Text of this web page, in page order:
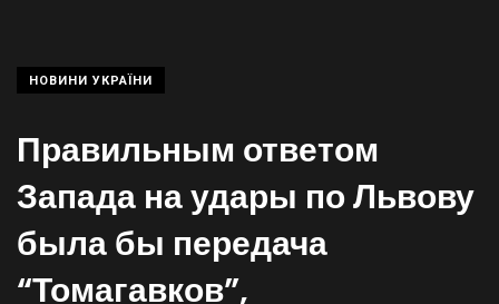
НОВИНИ УКРАЇНИ
Правильным ответом
Запада на удары по Львову
была бы передача
“Томагавков”,